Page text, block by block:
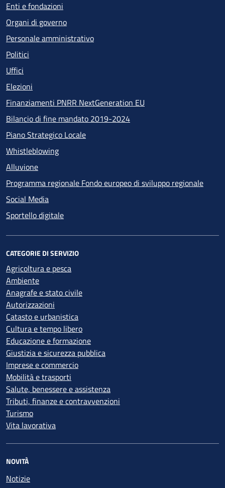
Enti e fondazioni
Organi di governo
Personale amministrativo
Politici
Uffici
Elezioni
Finanziamenti PNRR NextGeneration EU
Bilancio di fine mandato 2019-2024
Piano Strategico Locale
Whistleblowing
Alluvione
Programma regionale Fondo europeo di sviluppo regionale
Social Media
Sportello digitale
CATEGORIE DI SERVIZIO
Agricoltura e pesca
Ambiente
Anagrafe e stato civile
Autorizzazioni
Catasto e urbanistica
Cultura e tempo libero
Educazione e formazione
Giustizia e sicurezza pubblica
Imprese e commercio
Mobilità e trasporti
Salute, benessere e assistenza
Tributi, finanze e contravvenzioni
Turismo
Vita lavorativa
NOVITÀ
Notizie